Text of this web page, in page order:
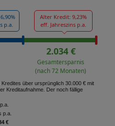
p.a.
Alter Kredit: 9,23%
eff. Jahreszins p.a.
2.034 €
Gesamtersparnis
(nach 72 Monaten)
über ursprünglich 30.000 € mit
Kreditaufnahme. Der noch fällige
p.a.
€